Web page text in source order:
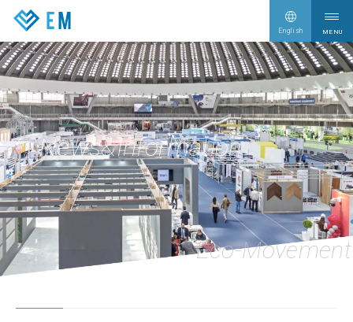
English
サービス情報 Our Services
企業情報 Company
CEO Blog CEO Blog
新着情報 News
採用情報 Recruit
News&Information